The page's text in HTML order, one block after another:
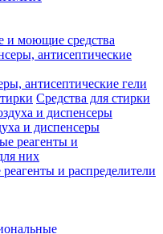
и моющие средства
антисептические гели
Средства для стирки
и диспенсеры
и распределители